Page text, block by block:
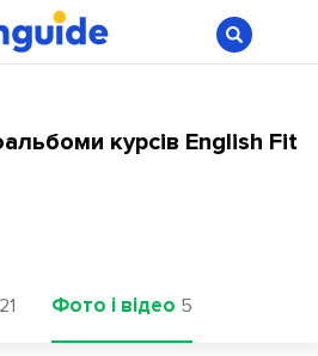
курсів English Fit
21 Фото і відео 5